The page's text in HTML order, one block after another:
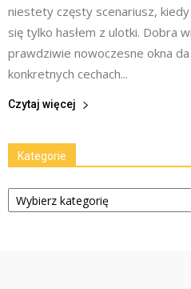
niestety częsty scenariusz,
się tylko hasłem z ulotki. Dobra
prawdziwie nowoczesne okna
konkretnych cechach...
Czytaj więcej
Kategorie
Kategorie